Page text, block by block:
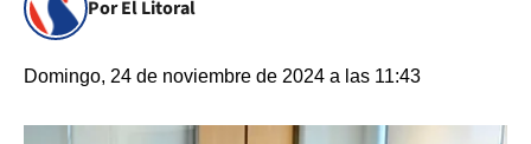
Por El Litoral
Domingo, 24 de noviembre de 2024 a las 11:43